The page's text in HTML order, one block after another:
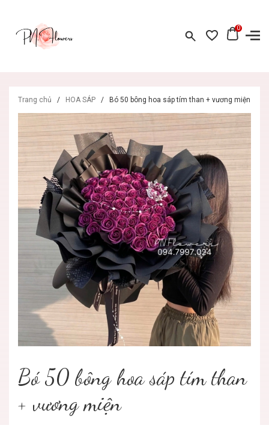
0
Trang chủ / HOA SÁP / Bó 50 bông hoa sáp tím than + vương miện
Bó 50 bông hoa sáp tím than
+ vương miện